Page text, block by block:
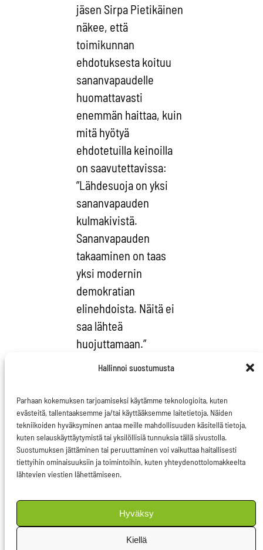
Hallinnoi suostumusta
Parhaan kokemuksen tarjoamiseksi käytämme teknologioita, kuten
evästeitä, tallentaaksemme ja/tai käyttääksemme laitetietoja. Näiden
tekniikoiden hyväksyminen antaa meille mahdollisuuden käsitellä tietoja,
kuten selauskäyttäytymistä tai yksilöllisiä tunnuksia tällä sivustolla.
Suostumuksen jättäminen tai peruuttaminen voi vaikuttaa haitallisesti
tiettyihin ominaisuuksiin ja toimintoihin, kuten yhteydenottolomakkeelta
lähtevien viestien lähettämiseen.
Hyväksy
Kiellä
jäsen Sirpa Pietikäinen
näkee, että
toimikunnan
ehdotuksesta koituu
sananvapaudelle
huomattavasti
enemmän haittaa, kuin
mitä hyötyä
ehdotetuilla keinoilla
on saavutettavissa:
”Lähdesuoja on yksi
sananvapauden
kulmakivistä.
Sananvapauden
takaaminen on taas
yksi modernin
demokratian
elinehdoista. Näitä ei
saa lähteä
huojuttamaan.”
Pietikäinen
olevan voimassa
suomalaista
tiukemman
lähdesuojan, minkä
lisäksi
virkamiehille on laissa
taattu oikeus tietyissä